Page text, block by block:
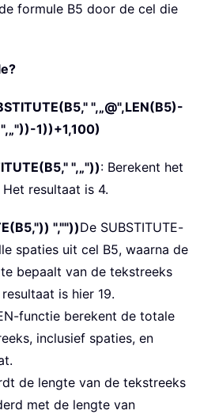
formule B5 door de cel die
",„@",LEN(B5)-
1))+1,100)
",„")): Berekent het
resultaat is 4.
",""))De SUBSTITUTE-
spaties uit cel B5, waarna de
bepaalt van de tekstreeks
is hier 19.
functie berekent de totale
inclusief spaties, en
de lengte van de tekstreeks
met de lengte van